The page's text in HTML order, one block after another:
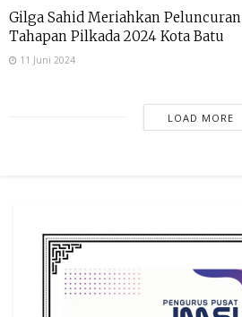
Gilga Sahid Meriahkan Peluncuran
Tahapan Pilkada 2024 Kota Batu
11 Juni 2024
LOAD MORE